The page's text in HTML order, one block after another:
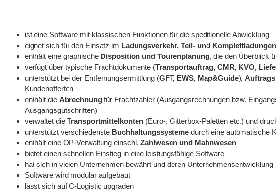
ist eine Software mit klassischen Funktionen für die speditionelle Abwicklung
eignet sich für den Einsatz im Ladungsverkehr, Teil- und
enthält eine graphische Disposition und Tourenplanung, die den Überblick
verfügt über typische Frachtdokumente (Transportauftrag, CMR, KVO,
unterstützt bei der Entfernungsermittlung (GFT, EWS, Map&Guide),
Kundenofferten
enthält die Abrechnung für Frachtzahler (Ausgangsrechnungen bzw.
Ausgangsgutschriften)
verwaltet die Transportmittelkonten (Euro-, Gitterbox-Paletten etc.) und
unterstützt verschiedenste Buchhaltungssysteme durch eine automatische
enthält eine OP-Verwaltung einschl. Zahlwesen und Mahnwesen
bietet einen schnellen Einstieg in eine leistungsfähige Software
hat sich in vielen Unternehmen bewährt und deren Unternehmensentwicklung
Software wird modular aufgebaut
lässt sich auf C-Logistic upgraden